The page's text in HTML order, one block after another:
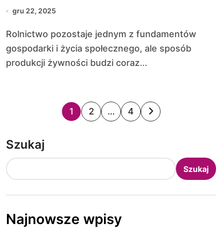
gru 22, 2025
Rolnictwo pozostaje jednym z fundamentów
gospodarki i życia społecznego, ale sposób
produkcji żywności budzi coraz...
S
n
i
1 2 … 4
Szukaj
Szukaj
Najnowsze wpisy